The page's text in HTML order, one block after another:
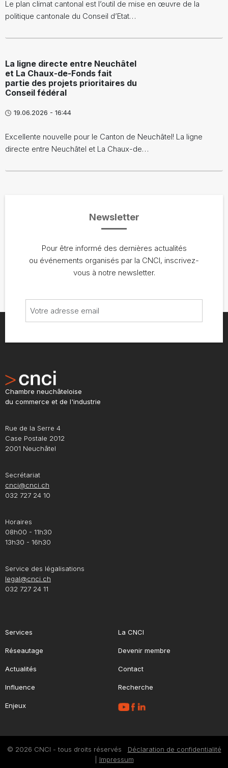
Le plan climat cantonal est l’outil de mise en œuvre de la
politique cantonale du Conseil d’Etat…
La ligne directe entre Neuchâtel
et La Chaux-de-Fonds fait
partie des projets prioritaires du
Conseil fédéral
19.06.2026 - 16:44
Excellente nouvelle pour le Canton de Neuchâtel! La ligne
directe entre Neuchâtel et La Chaux-de…
Newsletter
Pour être informé des dernières actualités
ou événements organisés par la CNCI, inscrivez-
vous à notre newsletter.
Chambre neuchâteloise
du commerce et de l'industrie
Rue de la Serre 4
Case Postale 2012
2001 Neuchâtel
Secrétariat
cnci@cnci.ch
032 727 24 10
Horaires
08h00 - 11h30
13h30 - 16h30
Service des légalisations
legal@cnci.ch
032 727 24 11
Services
Réseautage
Actualités
Influence
Enjeux
La CNCI
Devenir membre
Contact
Recherche
© 2026 CNCI - tous droits réservés Déclaration de confidentialité
Impressum